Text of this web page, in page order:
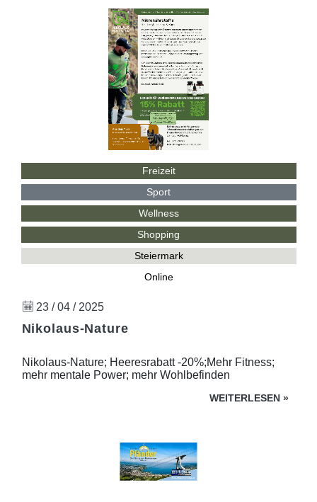
Freizeit
Sport
Wellness
Shopping
Steiermark
Online
23 / 04 / 2025
Nikolaus-Nature
Nikolaus-Nature; Heeresrabatt -20%;Mehr Fitness;
mehr mentale Power; mehr Wohlbefinden
WEITERLESEN »